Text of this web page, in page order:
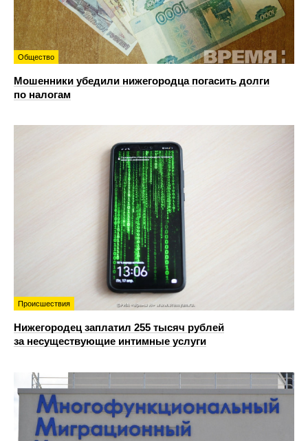
Общество
Мошенники убедили нижегородца погасить долги
по налогам
Происшествия
Нижегородец заплатил 255 тысяч рублей
за несуществующие интимные услуги